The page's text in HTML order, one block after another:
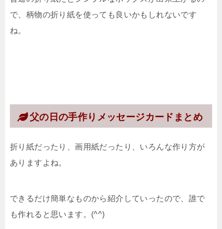
で、柄物の折り紙を使っても良いかもしれないです
ね。
父の日の手作りメッセージカードまとめ
折り紙だったり、画用紙だったり、いろんな作り方が
ありますよね。
できるだけ簡単なものから紹介していったので、誰で
も作れると思います。(^^)